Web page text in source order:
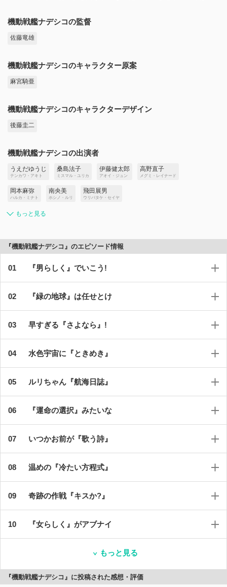
機動戦艦ナデシコの監督
佐藤竜雄
機動戦艦ナデシコのキャラクター原案
麻宮騎亜
機動戦艦ナデシコのキャラクターデザイン
後藤圭二
機動戦艦ナデシコの出演者
うえだゆうじ
テンカワ・アキト
桑島法子
ミスマル・ユリカ
伊藤健太郎
アオイ・ジュン
高野直子
メグミ・レイナード
岡本麻弥
ハルカ・ミナト
南央美
ホシノ・ルリ
飛田展男
ウリバタケ・セイヤ
もっと見る
『機動戦艦ナデシコ』のエピソード情報
『男らしく』でいこう!
『緑の地球』は任せとけ
早すぎる『さよなら』!
水色宇宙に『ときめき』
ルリちゃん『航海日誌』
『運命の選択』みたいな
いつかお前が『歌う詩』
温めの『冷たい方程式』
奇跡の作戦『キスか?』
『女らしく』がアブナイ
もっと見る
『機動戦艦ナデシコ』に投稿された感想・評価